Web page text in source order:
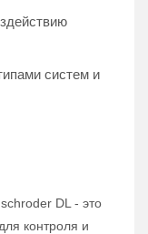
систем и
DL - это
контроля и